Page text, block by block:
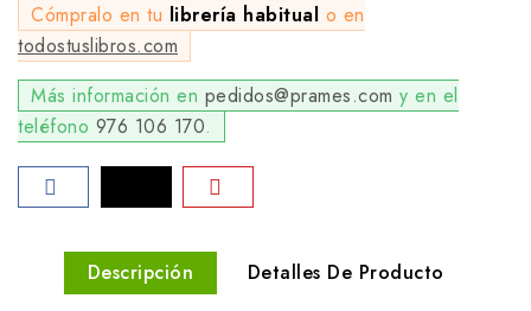
Cómpralo en tu librería habitual o en
todostuslibros.com
Más información en pedidos@prames.com y en el
teléfono 976 106 170.
Descripción Detalles De Producto